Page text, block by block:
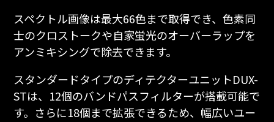
スペクトル画像は最大66色まで取得でき、色素同
士のクロストークや自家蛍光のオーバーラップを
アンミキシングで除去できます。
スタンダードタイプのディテクターユニットDUX-
STは、12個のバンドパスフィルターが搭載可能で
す。さらに18個まで拡張できるため、幅広いユー